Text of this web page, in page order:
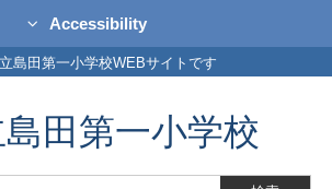
Accessibility
島田第一小学校WEBサイトです
田第一小学校